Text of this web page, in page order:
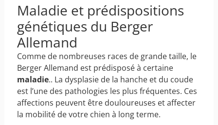
Maladie et prédispositions
génétiques du Berger
Allemand
Comme de nombreuses races de grande taille, le
Berger Allemand est prédisposé à certaine
maladie.. La dysplasie de la hanche et du coude
est l’une des pathologies les plus fréquentes. Ces
affections peuvent être douloureuses et affecter
la mobilité de votre chien à long terme.